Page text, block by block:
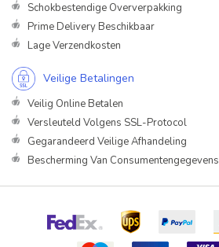
Schokbestendige Oververpakking
Prime Delivery Beschikbaar
Lage Verzendkosten
Veilige Betalingen
Veilig Online Betalen
Versleuteld Volgens SSL-Protocol
Gegarandeerd Veilige Afhandeling
Bescherming Van Consumentengegevens